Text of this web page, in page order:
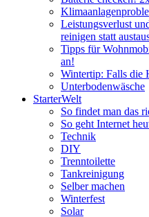
Leistungsverlust
reinigen statt
Tipps für
an!
Wintertip: Falls die
Unterbodenwäsche
StarterWelt
So findet man das
So geht Internet
Technik
DIY
Trenntoilette
Tankreinigung
Selber machen
Winterfest
Solar